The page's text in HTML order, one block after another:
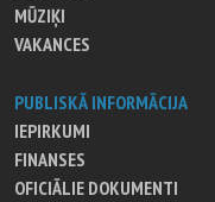
MŪZIĶI
VAKANCES
PUBLISKĀ INFORMĀCIJA
IEPIRKUMI
FINANSES
OFICIĀLIE DOKUMENTI